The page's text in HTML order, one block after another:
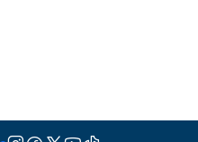
favoritos
localizações